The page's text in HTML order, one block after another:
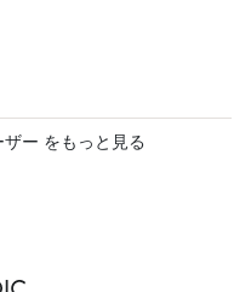
ー をもっと見る